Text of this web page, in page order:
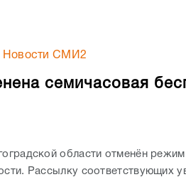
Новости СМИ2
семичасовая
области отменён
Рассылку соответствующих